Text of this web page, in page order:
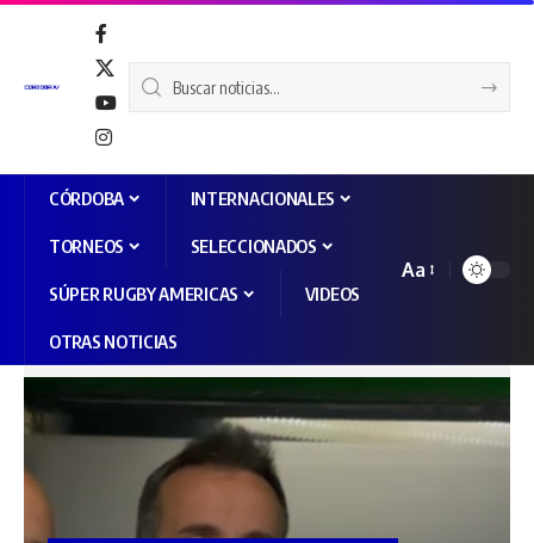
CÓRDOBA INTERNACIONALES
TORNEOS SELECCIONADOS
SÚPER RUGBY AMERICAS VIDEOS
OTRAS NOTICIAS
Aa